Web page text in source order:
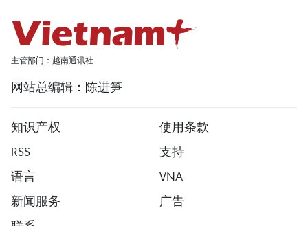
主管部门：越南通讯社
网站总编辑：陈进笋
知识产权
使用条款
RSS
支持
语言
VNA
新闻服务
广告